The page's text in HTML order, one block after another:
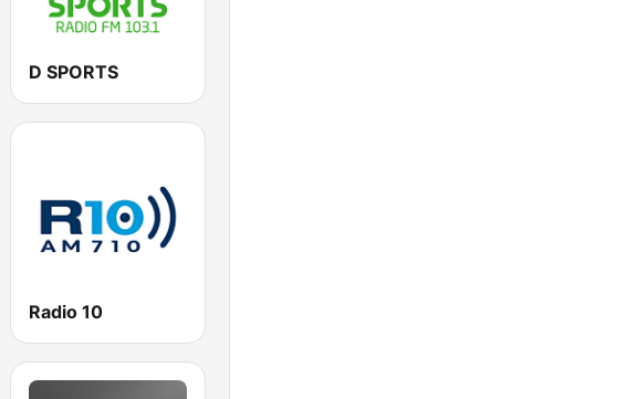
D SPORTS
Radio 10